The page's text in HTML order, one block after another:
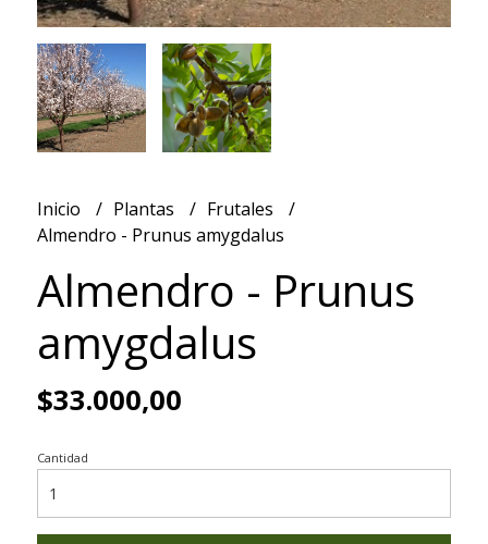
Inicio Plantas
Frutales
Almendro - Prunus amygdalus
Almendro - Prunus
amygdalus
$33.000,00
Cantidad